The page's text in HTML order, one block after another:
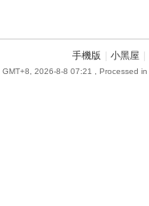
手機版 小黑屋
GMT+8, 2026-8-8 07:21 , Processed